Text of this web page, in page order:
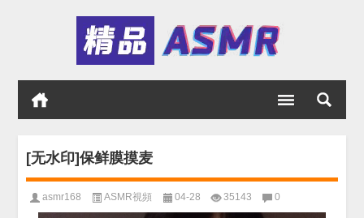
[无水印]保鲜膜摸麦
asmr168 ASMR視頻 04-28 35143 0